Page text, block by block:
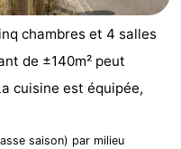
chambres et 4 salles
de ±140m² peut
cuisine est équipée,
saison) par milieu